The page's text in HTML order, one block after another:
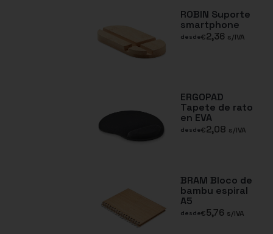
ROBIN Suporte
smartphone
desde€2,36 s/IVA
ERGOPAD
Tapete de rato
en EVA
desde€2,08 s/IVA
BRAM Bloco de
bambu espiral
A5
desde€5,76 s/IVA